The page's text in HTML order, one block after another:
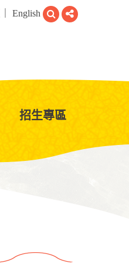
English
搜
尋
分
招生專區